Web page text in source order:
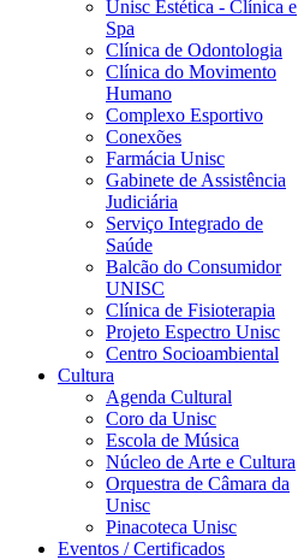
Unisc Estética - Clínica e
Spa
Clínica de Odontologia
Clínica do Movimento
Humano
Complexo Esportivo
Conexões
Farmácia Unisc
Gabinete de Assistência
Judiciária
Serviço Integrado de
Saúde
Balcão do Consumidor
UNISC
Clínica de Fisioterapia
Projeto Espectro Unisc
Centro Socioambiental
Cultura
Agenda Cultural
Coro da Unisc
Escola de Música
Núcleo de Arte e Cultura
Orquestra de Câmara da
Unisc
Pinacoteca Unisc
Eventos / Certificados